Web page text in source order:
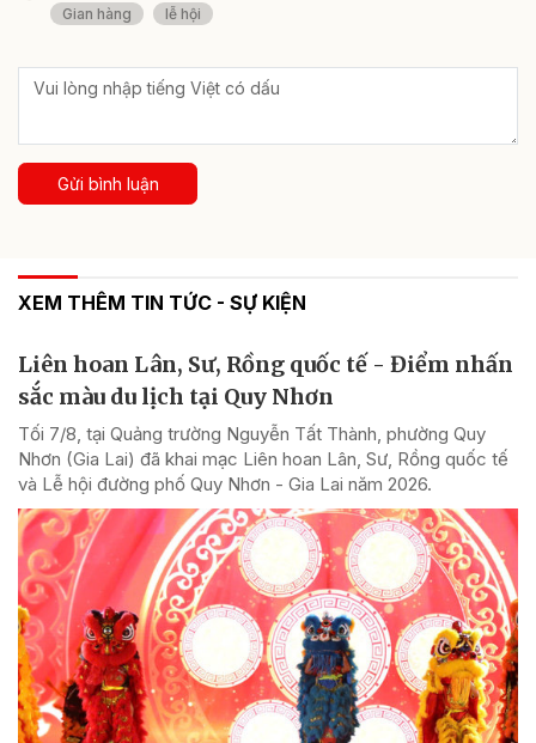
Gian hàng
lễ hội
Gửi bình luận
XEM THÊM TIN TỨC - SỰ KIỆN
Liên hoan Lân, Sư, Rồng quốc tế - Điểm nhấn
sắc màu du lịch tại Quy Nhơn
Tối 7/8, tại Quảng trường Nguyễn Tất Thành, phường Quy
Nhơn (Gia Lai) đã khai mạc Liên hoan Lân, Sư, Rồng quốc tế
và Lễ hội đường phố Quy Nhơn - Gia Lai năm 2026.